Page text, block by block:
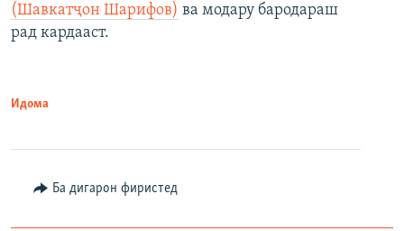
(Шавкатҷон Шарифов) ва модару бародараш
рад кардааст.
Идома
Ба дигарон фиристед